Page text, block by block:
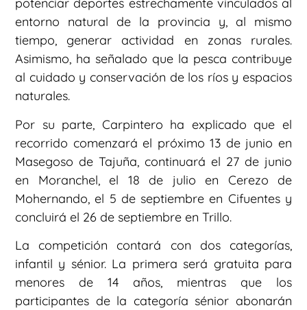
potenciar deportes estrechamente vinculados al
entorno natural de la provincia y, al mismo
tiempo, generar actividad en zonas rurales.
Asimismo, ha señalado que la pesca contribuye
al cuidado y conservación de los ríos y espacios
naturales.
Por su parte, Carpintero ha explicado que el
recorrido comenzará el próximo 13 de junio en
Masegoso de Tajuña, continuará el 27 de junio
en Moranchel, el 18 de julio en Cerezo de
Mohernando, el 5 de septiembre en Cifuentes y
concluirá el 26 de septiembre en Trillo.
La competición contará con dos categorías,
infantil y sénior. La primera será gratuita para
menores de 14 años, mientras que los
participantes de la categoría sénior abonarán